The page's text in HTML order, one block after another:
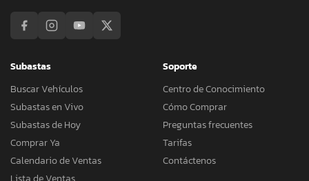
Subastas
Buscar Vehículos
Subastas en Vivo
Subastas de Hoy
Comprar Ya
Calendario de Ventas
Soporte
Centro de Conocimiento
Cómo Comprar
Preguntas frecuentes
Tarifas
Contáctenos